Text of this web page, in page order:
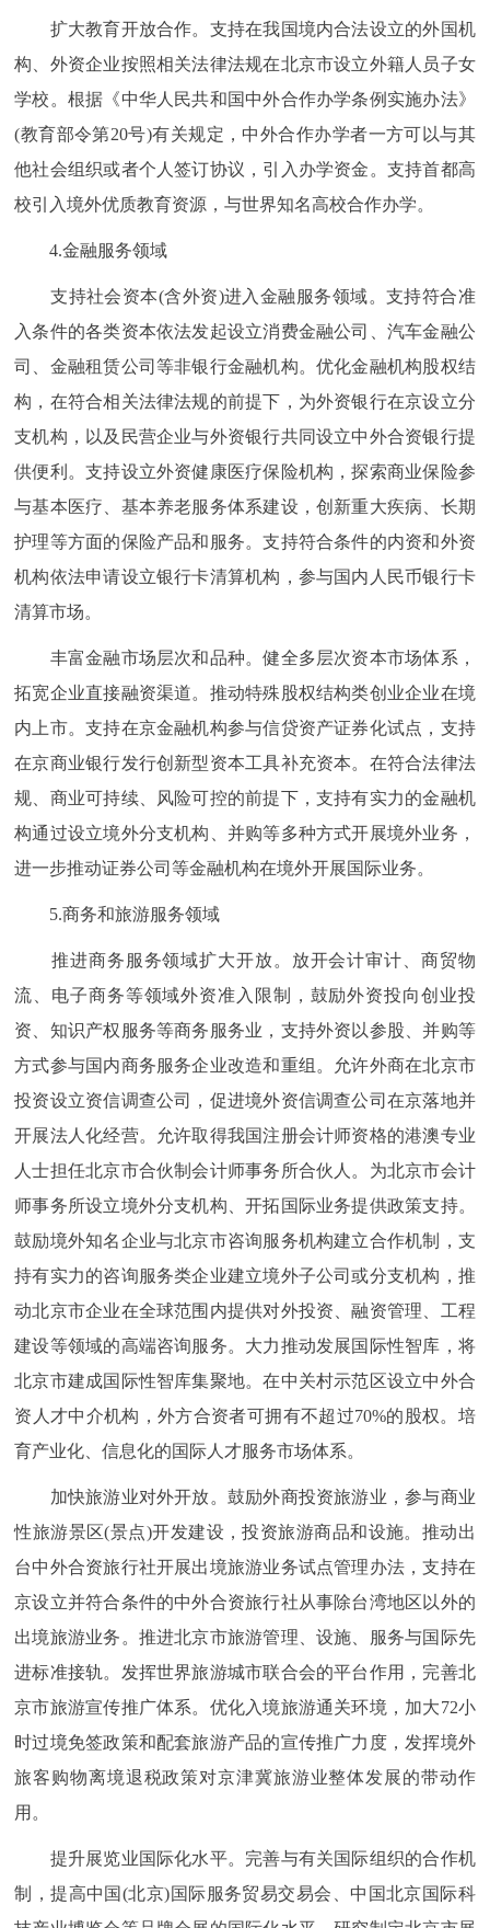
扩大教育开放合作。支持在我国境内合法设立的外国机
构、外资企业按照相关法律法规在北京市设立外籍人员子女
学校。根据《中华人民共和国中外合作办学条例实施办法》
(教育部令第20号)有关规定，中外合作办学者一方可以与其
他社会组织或者个人签订协议，引入办学资金。支持首都高
校引入境外优质教育资源，与世界知名高校合作办学。
4.金融服务领域
支持社会资本(含外资)进入金融服务领域。支持符合准
入条件的各类资本依法发起设立消费金融公司、汽车金融公
司、金融租赁公司等非银行金融机构。优化金融机构股权结
构，在符合相关法律法规的前提下，为外资银行在京设立分
支机构，以及民营企业与外资银行共同设立中外合资银行提
供便利。支持设立外资健康医疗保险机构，探索商业保险参
与基本医疗、基本养老服务体系建设，创新重大疾病、长期
护理等方面的保险产品和服务。支持符合条件的内资和外资
机构依法申请设立银行卡清算机构，参与国内人民币银行卡
清算市场。
丰富金融市场层次和品种。健全多层次资本市场体系，
拓宽企业直接融资渠道。推动特殊股权结构类创业企业在境
内上市。支持在京金融机构参与信贷资产证券化试点，支持
在京商业银行发行创新型资本工具补充资本。在符合法律法
规、商业可持续、风险可控的前提下，支持有实力的金融机
构通过设立境外分支机构、并购等多种方式开展境外业务，
进一步推动证券公司等金融机构在境外开展国际业务。
5.商务和旅游服务领域
推进商务服务领域扩大开放。放开会计审计、商贸物
流、电子商务等领域外资准入限制，鼓励外资投向创业投
资、知识产权服务等商务服务业，支持外资以参股、并购等
方式参与国内商务服务企业改造和重组。允许外商在北京市
投资设立资信调查公司，促进境外资信调查公司在京落地并
开展法人化经营。允许取得我国注册会计师资格的港澳专业
人士担任北京市合伙制会计师事务所合伙人。为北京市会计
师事务所设立境外分支机构、开拓国际业务提供政策支持。
鼓励境外知名企业与北京市咨询服务机构建立合作机制，支
持有实力的咨询服务类企业建立境外子公司或分支机构，推
动北京市企业在全球范围内提供对外投资、融资管理、工程
建设等领域的高端咨询服务。大力推动发展国际性智库，将
北京市建成国际性智库集聚地。在中关村示范区设立中外合
资人才中介机构，外方合资者可拥有不超过70%的股权。培
育产业化、信息化的国际人才服务市场体系。
加快旅游业对外开放。鼓励外商投资旅游业，参与商业
性旅游景区(景点)开发建设，投资旅游商品和设施。推动出
台中外合资旅行社开展出境旅游业务试点管理办法，支持在
京设立并符合条件的中外合资旅行社从事除台湾地区以外的
出境旅游业务。推进北京市旅游管理、设施、服务与国际先
进标准接轨。发挥世界旅游城市联合会的平台作用，完善北
京市旅游宣传推广体系。优化入境旅游通关环境，加大72小
时过境免签政策和配套旅游产品的宣传推广力度，发挥境外
旅客购物离境退税政策对京津冀旅游业整体发展的带动作
用。
提升展览业国际化水平。完善与有关国际组织的合作机
制，提高中国(北京)国际服务贸易交易会、中国北京国际科